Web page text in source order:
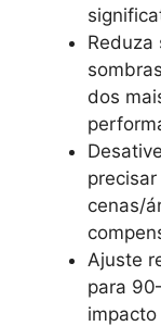
Reduza
dos
cenas/
Ajuste
para